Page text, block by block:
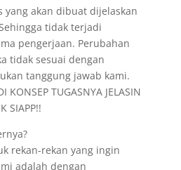
yang akan dibuat dijelaskan
tidak terjadi
pengerjaan. Perubahan
tidak sesuai dengan
tanggung jawab kami.
KONSEP TUGASNYA JELASIN
SIAPP!!
rekan-rekan yang ingin
adalah dengan